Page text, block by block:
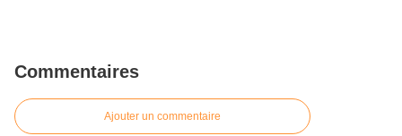
Commentaires
Ajouter un commentaire